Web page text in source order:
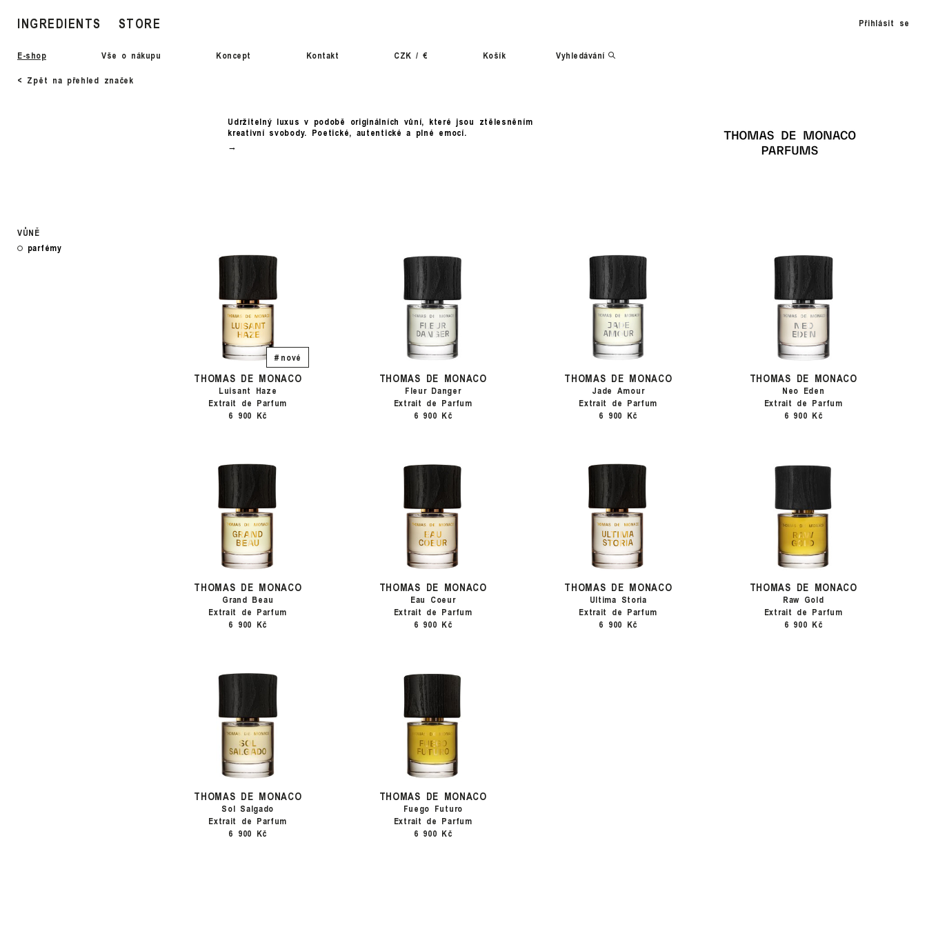
INGREDIENTS STORE Přihlásit se
E-shop Vše o nákupu Koncept Kontakt CZK / € Košík
Vyhledávání
< Zpět na přehled značek
Udržitelný luxus v podobě originálních vůní, které jsou ztělesněním
kreativní svobody. Poetické, autentické a plné emocí.
VŮNĚ
parfémy
# nové
THOMAS DE MONACO
Luisant Haze
Extrait de Parfum
6 900 Kč
THOMAS DE MONACO
Fleur Danger
Extrait de Parfum
6 900 Kč
THOMAS DE MONACO
Jade Amour
Extrait de Parfum
6 900 Kč
THOMAS DE MONACO
Neo Eden
Extrait de Parfum
6 900 Kč
THOMAS DE MONACO
Grand Beau
Extrait de Parfum
6 900 Kč
THOMAS DE MONACO
Eau Coeur
Extrait de Parfum
6 900 Kč
THOMAS DE MONACO
Ultima Storia
Extrait de Parfum
6 900 Kč
THOMAS DE MONACO
Raw Gold
Extrait de Parfum
6 900 Kč
THOMAS DE MONACO
Sol Salgado
Extrait de Parfum
6 900 Kč
THOMAS DE MONACO
Fuego Futuro
Extrait de Parfum
6 900 Kč